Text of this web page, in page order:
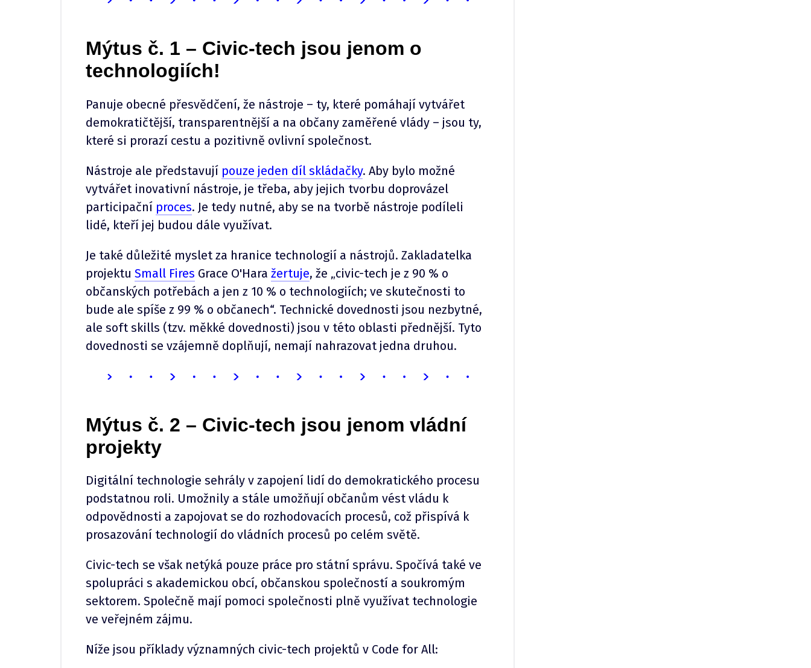
Mýtus č. 1 – Civic-tech jsou jenom o
technologiích!
Panuje obecné přesvědčení, že nástroje –⁠ ty, které pomáhají vytvářet
demokratičtější, transparentnější a na občany zaměřené vlády –⁠ jsou ty,
které si prorazí cestu a pozitivně ovlivní společnost.
Nástroje ale představují pouze jeden díl skládačky. Aby bylo možné
vytvářet inovativní nástroje, je třeba, aby jejich tvorbu doprovázel
participační proces. Je tedy nutné, aby se na tvorbě nástroje podíleli
lidé, kteří jej budou dále využívat.
Je také důležité myslet za hranice technologií a nástrojů. Zakladatelka
projektu Small Fires Grace O'Hara žertuje, že „civic-tech je z 90 % o
občanských potřebách a jen z 10 % o technologiích; ve skutečnosti to
bude ale spíše z 99 % o občanech“. Technické dovednosti jsou nezbytné,
ale soft skills (tzv. měkké dovednosti) jsou v této oblasti přednější. Tyto
dovednosti se vzájemně doplňují, nemají nahrazovat jedna druhou.
Mýtus č. 2 – Civic-tech jsou jenom vládní
projekty
Digitální technologie sehrály v zapojení lidí do demokratického procesu
podstatnou roli. Umožnily a stále umožňují občanům vést vládu k
odpovědnosti a zapojovat se do rozhodovacích procesů, což přispívá k
prosazování technologií do vládních procesů po celém světě.
Civic-tech se však netýká pouze práce pro státní správu. Spočívá také ve
spolupráci s akademickou obcí, občanskou společností a soukromým
sektorem. Společně mají pomoci společnosti plně využívat technologie
ve veřejném zájmu.
Níže jsou příklady významných civic-tech projektů v Code for All: